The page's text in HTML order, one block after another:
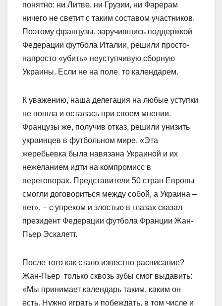
понятно: ни Литве, ни Грузии, ни Фарерам
ничего не светит с таким составом участников.
Поэтому французы, заручившись поддержкой
Федерации футбола Италии, решили просто-
напросто «убить» неуступчивую сборную
Украины. Если не на поле, то календарем.
К уважению, наша делегация на любые уступки
не пошла и осталась при своем мнении.
Французы же, получив отказ, решили унизить
украинцев в футбольном мире. «Эта
жеребьевка была навязана Украиной и их
нежеланием идти на компромисс в
переговорах. Представители 50 стран Европы
смогли договориться между собой, а Украина –
нет», – с упреком и злостью в глазах сказал
президент Федерации футбола Франции Жан-
Пьер Эскалетт.
После того как стало известно расписание?
Жан-Пьер только сквозь зубы смог выдавить:
«Мы принимает календарь таким, каким он
есть. Нужно играть и побеждать, в том числе и